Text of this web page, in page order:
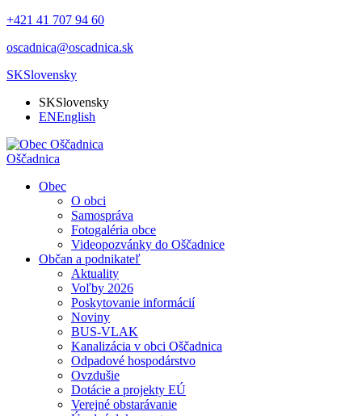
+421 41 707 94 60
oscadnica@oscadnica.sk
SKSlovensky
SKSlovensky
ENEnglish
Oščadnica
Obec
O obci
Samospráva
Fotogaléria obce
Videopozvánky do Oščadnice
Občan a podnikateľ
Aktuality
Voľby 2026
Poskytovanie informácií
Noviny
BUS-VLAK
Kanalizácia v obci Oščadnica
Odpadové hospodárstvo
Ovzdušie
Dotácie a projekty EÚ
Verejné obstarávanie